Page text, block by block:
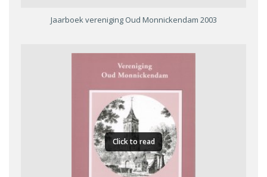
Jaarboek vereniging Oud Monnickendam 2003
Click to read